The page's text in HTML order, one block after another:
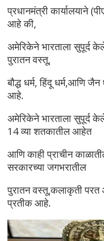
प्रधानमंत्री कार्यालयाने
आहे की,
अमेरिकेने भारताला सुपूर्द
पुरातन वस्तू,
बौद्ध धर्म, हिंदू धर्म,आणि
आहे.
अमेरिकेने भारताला सुपूर्द
14 व्या शतकातील आहेत
आणि काही प्राचीन
सरकारच्या जगभरातील
पुरातन वस्तू,कलाकृती परत
प्रतीक आहे.